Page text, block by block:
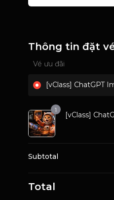
Thông tin đặt
Vé ưu đãi
[vClass] ChatGPT
1
[vClass]
Subtotal
Total